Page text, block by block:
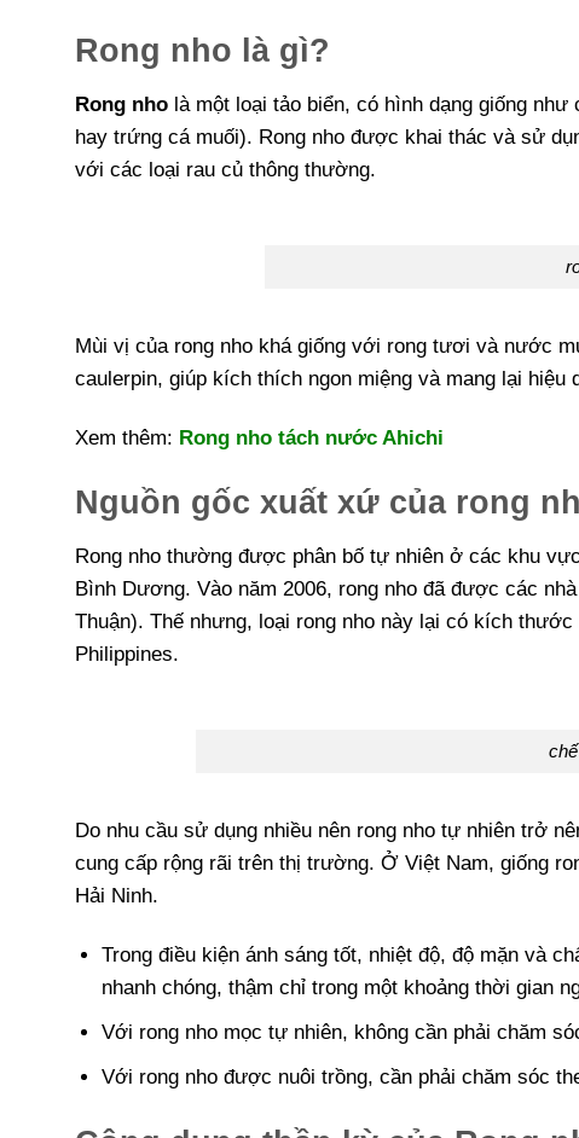
Rong nho là gì?
Rong nho là một loại tảo biển, có hình dạng giống
hay trứng cá muối). Rong nho được khai thác và sử
với các loại rau củ thông thường.
Mùi vị của rong nho khá giống với rong tươi và nước
caulerpin, giúp kích thích ngon miệng và mang lại hiệu
Xem thêm: Rong nho tách nước Ahichi
Nguồn gốc xuất xứ của rong
Rong nho thường được phân bố tự nhiên ở các khu
Bình Dương. Vào năm 2006, rong nho đã được các
Thuận). Thế nhưng, loại rong nho này lại có kích
Philippines.
Do nhu cầu sử dụng nhiều nên rong nho tự nhiên trở
cung cấp rộng rãi trên thị trường. Ở Việt Nam, giống
Hải Ninh.
Trong điều kiện ánh sáng tốt, nhiệt độ, độ mặn và
nhanh chóng, thậm chỉ trong một khoảng thời gian
Với rong nho mọc tự nhiên, không cần phải chăm
Với rong nho được nuôi trồng, cần phải chăm sóc